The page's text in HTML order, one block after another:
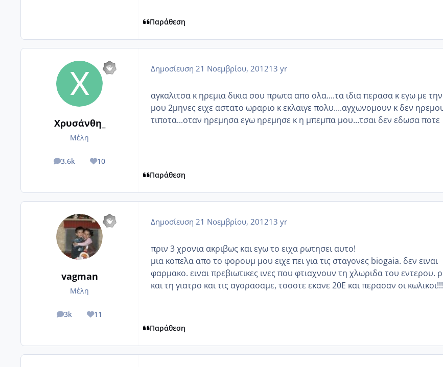
Παράθεση
Χρυσάνθη_
Μέλη
3.6k
posts 10
Reputation
Δημοσίευση 21 Νοεμβρίου, 201213 yr
αγκαλιτσα κ ηρεμια δικια σου πρωτα απο ολα....τα ιδια περασα κ εγω με
μου 2μηνες ειχε αστατο ωραριο κ εκλαιγε πολυ....αγχωνομουν κ δεν
τιποτα...οταν ηρεμησα εγω ηρεμησε κ η μπεμπα μου...τσαι δεν εδωσα ποτε
Παράθεση
vagman
Μέλη
3k
posts 11
Reputation
Δημοσίευση 21 Νοεμβρίου, 201213 yr
πριν 3 χρονια ακριβως και εγω το ειχα ρωτησει αυτο!
μια κοπελα απο το φορουμ μου ειχε πει για τις σταγονες biogaia. δεν ειναι
φαρμακο. ειναι πρεβιωτικες ινες που φτιαχνουν τη χλωριδα του εντερου.
και τη γιατρο και τις αγορασαμε, τοοοτε εκανε 20Ε και περασαν οι
Παράθεση